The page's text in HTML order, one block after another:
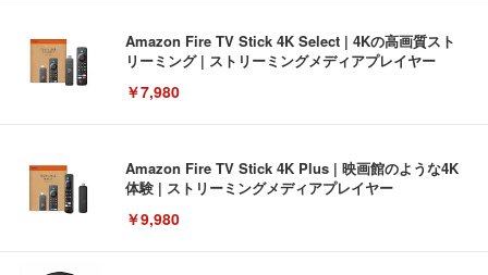
Amazon Fire TV Stick 4K Select | 4Kの高画質スト
リーミング | ストリーミングメディアプレイヤー
￥7,980
Amazon Fire TV Stick 4K Plus | 映画館のような4K
体験 | ストリーミングメディアプレイヤー
￥9,980